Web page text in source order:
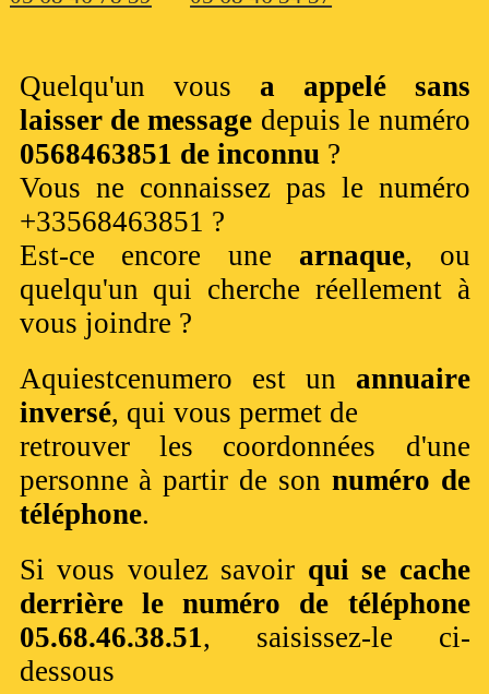
Quelqu'un vous a appelé sans
laisser de message depuis le numéro
0568463851 de inconnu?
Vous ne connaissez pas le numéro
+33568463851 ?
Est-ce encore une arnaque, ou
quelqu'un qui cherche réellement à
vous joindre ?
Aquiestcenumero est un annuaire
inversé, qui vous permet de
retrouver les coordonnées d'une
personne à partir de son numéro de
téléphone.
Si vous voulez savoir qui se cache
derrière le numéro de téléphone
05.68.46.38.51, saisissez-le ci-
dessous